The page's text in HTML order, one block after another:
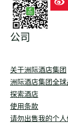
公司
关于洲际酒店集团
洲际酒店集团全
探索酒店
使用条款
请勿出售我的个人